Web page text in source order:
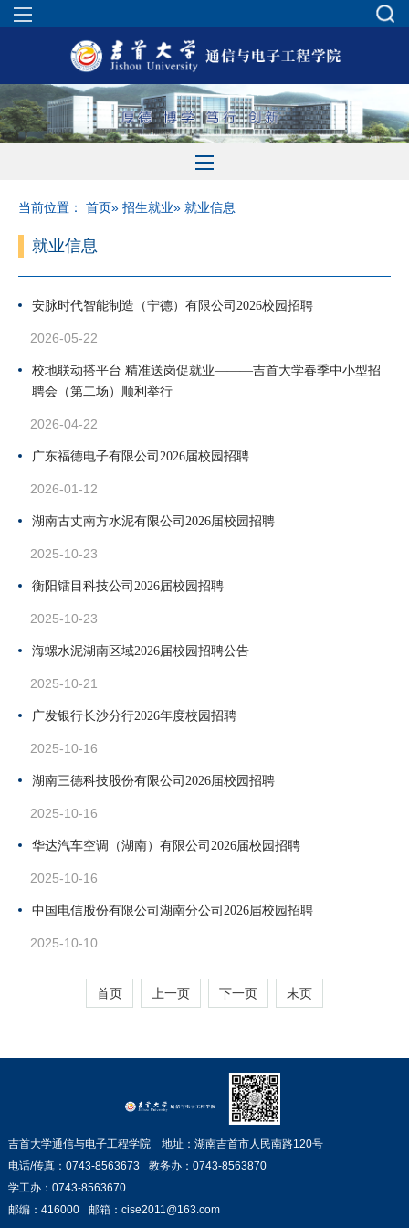
当前位置： 首页» 招生就业» 就业信息
就业信息
安脉时代智能制造（宁德）有限公司2026校园招聘
2026-05-22
校地联动搭平台 精准送岗促就业———吉首大学春季中小型招
聘会（第二场）顺利举行
2026-04-22
广东福德电子有限公司2026届校园招聘
2026-01-12
湖南古丈南方水泥有限公司2026届校园招聘
2025-10-23
衡阳镭目科技公司2026届校园招聘
2025-10-23
海螺水泥湖南区域2026届校园招聘公告
2025-10-21
广发银行长沙分行2026年度校园招聘
2025-10-16
湖南三德科技股份有限公司2026届校园招聘
2025-10-16
华达汽车空调（湖南）有限公司2026届校园招聘
2025-10-16
中国电信股份有限公司湖南分公司2026届校园招聘
2025-10-10
首页 上一页 下一页 末页
吉首大学通信与电子工程学院 地址：湖南吉首市人民南路120号
电话/传真：0743-8563673
教务办：0743-8563870
学工办：0743-8563670
邮编：416000
邮箱：cise2011@163.com